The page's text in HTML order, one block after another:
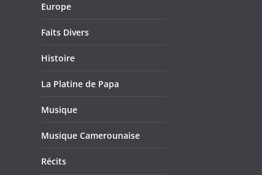
Europe
Faits Divers
Histoire
La Platine de Papa
Musique
Musique Camerounaise
Récits